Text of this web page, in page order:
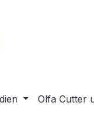
Olfa Cutter